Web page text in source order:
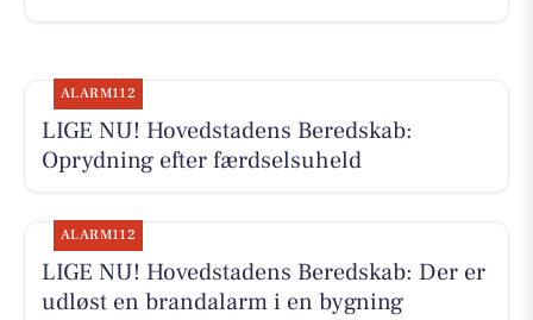
ALARM112
LIGE NU! Hovedstadens Beredskab:
Oprydning efter færdselsuheld
ALARM112
LIGE NU! Hovedstadens Beredskab: Der er
udløst en brandalarm i en bygning